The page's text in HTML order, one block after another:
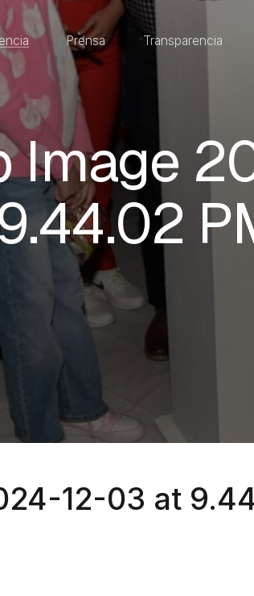
Prensa Transparencia
Image
12-03 at